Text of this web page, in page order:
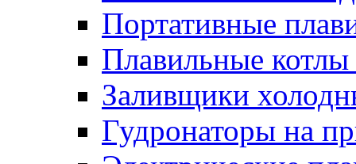
Портативные
Плавильные
Заливщики
Гудронаторы на